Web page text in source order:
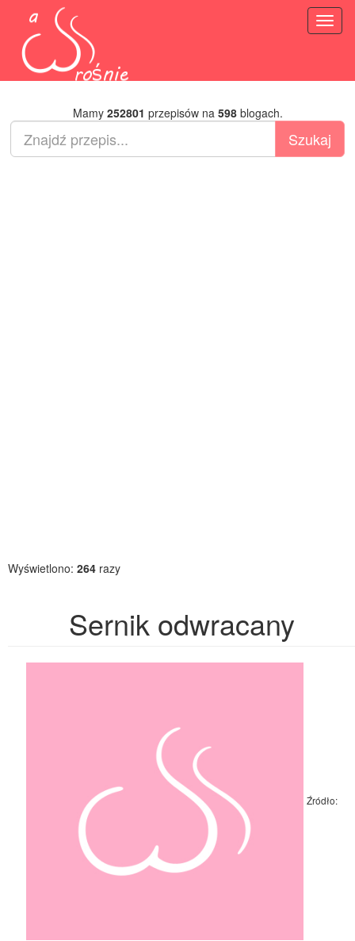
Mamy 252801 przepisów na 598blogach.
Wyświetlono: 264 razy
Sernik odwracany
Źródło: